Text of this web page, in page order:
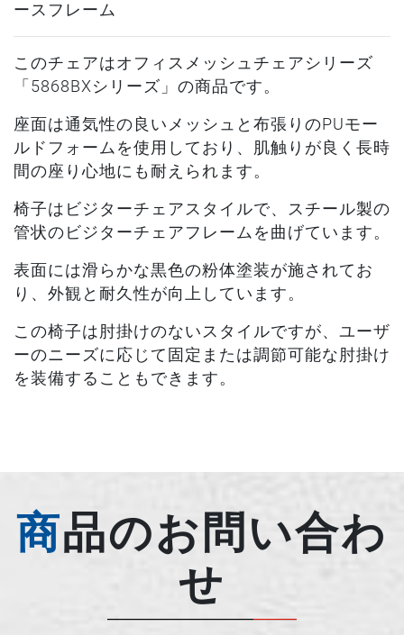
ースフレーム
このチェアはオフィスメッシュチェアシリーズ
「5868BXシリーズ」の商品です。
座面は通気性の良いメッシュと布張りのPUモー
ルドフォームを使用しており、肌触りが良く長時
間の座り心地にも耐えられます。
椅子はビジターチェアスタイルで、スチール製の
管状のビジターチェアフレームを曲げています。
表面には滑らかな黒色の粉体塗装が施されてお
り、外観と耐久性が向上しています。
この椅子は肘掛けのないスタイルですが、ユーザ
ーのニーズに応じて固定または調節可能な肘掛け
を装備することもできます。
商品のお問い合わ
せ